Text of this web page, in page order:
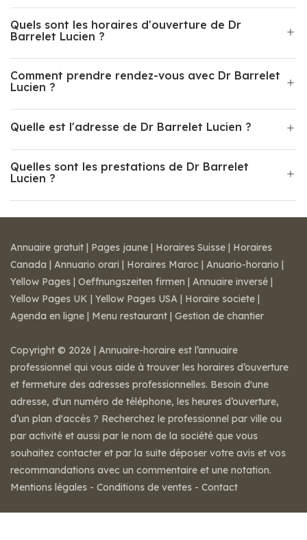
Quels sont les horaires d'ouverture de Dr
Barrelet Lucien ?
Comment prendre rendez-vous avec Dr Barrelet
Lucien ?
Quelle est l'adresse de Dr Barrelet Lucien ?
Quelles sont les prestations de Dr Barrelet
Lucien ?
Annuaire gratuit | Pages jaune | Horaires Suisse | Horaires
Canada | Annuario orari | Horaires Maroc | Anuario-horario |
Yellow Pages | Oeffnungszeiten firmen | Annuaire inversé |
Yellow Pages UK | Yellow Pages USA | Horaire societe |
Agenda en ligne | Menu restaurant | Gestion de chantier
Copyright © 2026 | Annuaire-horaire est l’annuaire
professionnel qui vous aide à trouver les horaires d’ouverture
et fermeture des adresses professionnelles. Besoin d'une
adresse, d'un numéro de téléphone, les heures d’ouverture,
d’un plan d'accès ? Recherchez le professionnel par ville ou
par activité et aussi par le nom de la société que vous
souhaitez contacter et par la suite déposer votre avis et vos
recommandations avec un commentaire et une notation.
Mentions légales - Conditions de ventes - Contact